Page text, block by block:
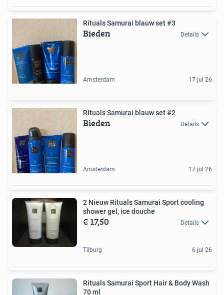
Rituals Samurai blauw set #3
Bieden Details
Amsterdam 17 jul 26
Rituals Samurai blauw set #2
Bieden Details
Amsterdam 17 jul 26
2 Nieuw Rituals Samurai Sport cooling
shower gel, ice douche
€ 17,50 Details
Tilburg 6 jul 26
Rituals Samurai Sport Hair & Body Wash
70 ml